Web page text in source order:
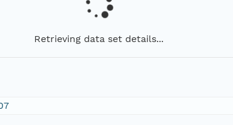
Retrieving data set details...